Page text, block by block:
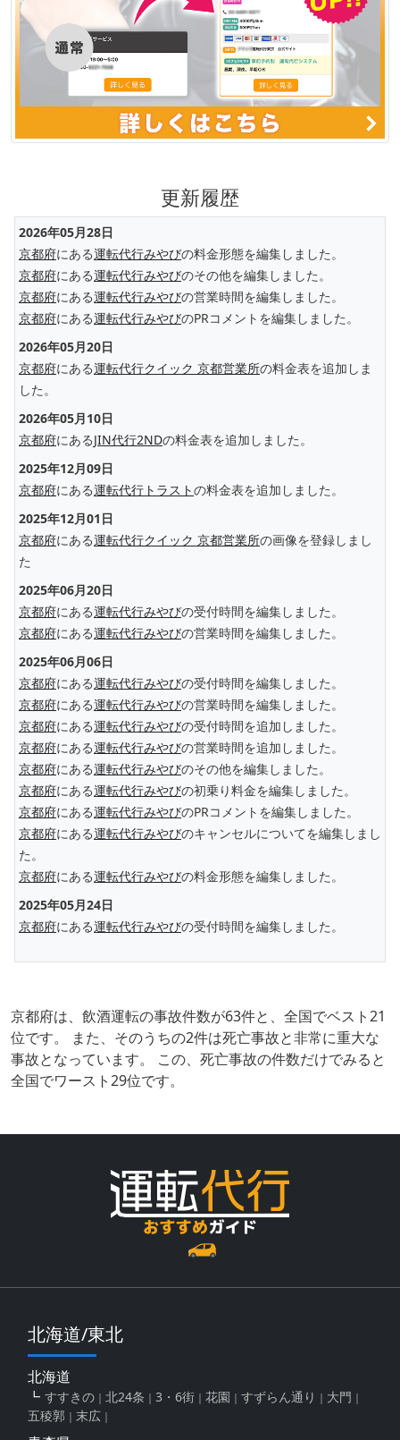
更新履歴
2026年05月28日
京都府にある運転代行みやびの料金形態を編集しました。
京都府にある運転代行みやびのその他を編集しました。
京都府にある運転代行みやびの営業時間を編集しました。
京都府にある運転代行みやびのPRコメントを編集しました。
2026年05月20日
京都府にある運転代行クイック 京都営業所の料金表を追加しま
した。
2026年05月10日
京都府にあるJIN代行2NDの料金表を追加しました。
2025年12月09日
京都府にある運転代行トラストの料金表を追加しました。
2025年12月01日
京都府にある運転代行クイック 京都営業所の画像を登録しまし
た
2025年06月20日
京都府にある運転代行みやびの受付時間を編集しました。
京都府にある運転代行みやびの営業時間を編集しました。
2025年06月06日
京都府にある運転代行みやびの受付時間を編集しました。
京都府にある運転代行みやびの営業時間を編集しました。
京都府にある運転代行みやびの受付時間を追加しました。
京都府にある運転代行みやびの営業時間を追加しました。
京都府にある運転代行みやびのその他を編集しました。
京都府にある運転代行みやびの初乗り料金を編集しました。
京都府にある運転代行みやびのPRコメントを編集しました。
京都府にある運転代行みやびのキャンセルについてを編集しまし
た。
京都府にある運転代行みやびの料金形態を編集しました。
2025年05月24日
京都府にある運転代行みやびの受付時間を編集しました。
京都府は、飲酒運転の事故件数が63件と、全国でベスト21
位です。 また、そのうちの2件は死亡事故と非常に重大な
事故となっています。 この、死亡事故の件数だけでみると
全国でワースト29位です。
北海道/東北
北海道
すすきの 北24条 3・6街 花園 すずらん通り
大門
五稜郭
末広